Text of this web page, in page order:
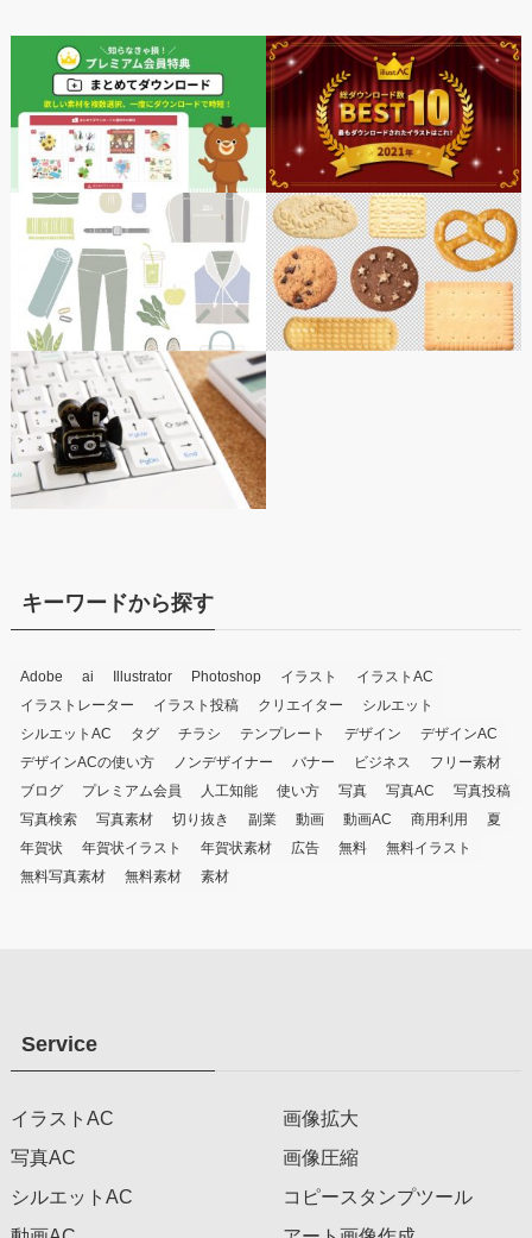
キーワードから探す
Adobe ai Illustrator Photoshop イラスト
イラストAC
イラストレーター
イラスト投稿 クリエイター
シルエット
シルエットAC
タグ チラシ テンプレート デザイン
デザインAC
デザインACの使い方
ノンデザイナー バナー ビジネス
フリー素材
ブログ
プレミアム会員 人工知能 使い方 写真 写真AC
写真投稿
写真検索
写真素材 切り抜き 副業 動画 動画AC 商用利用
夏
年賀状
年賀状イラスト 年賀状素材 広告 無料
無料イラスト
無料写真素材
無料素材 素材
Service
イラストAC
写真AC
シルエットAC
画像拡大
画像圧縮
コピースタンプツール